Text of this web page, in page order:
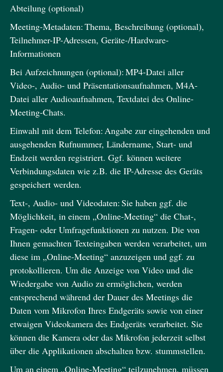
Abteilung (optional)
Meeting-Metadaten: Thema, Beschreibung (optional),
Teilnehmer-IP-Adressen, Geräte-/Hardware-
Informationen
Bei Aufzeichnungen (optional): MP4-Datei aller
Video-, Audio- und Präsentationsaufnahmen, M4A-
Datei aller Audioaufnahmen, Textdatei des Online-
Meeting-Chats.
Einwahl mit dem Telefon: Angabe zur eingehenden und
ausgehenden Rufnummer, Ländername, Start- und
Endzeit werden registriert. Ggf. können weitere
Verbindungsdaten wie z.B. die IP-Adresse des Geräts
gespeichert werden.
Text-, Audio- und Videodaten: Sie haben ggf. die
Möglichkeit, in einem „Online-Meeting“ die Chat-,
Fragen- oder Umfragefunktionen zu nutzen. Die von
Ihnen gemachten Texteingaben werden verarbeitet, um
diese im „Online-Meeting“ anzuzeigen und ggf. zu
protokollieren. Um die Anzeige von Video und die
Wiedergabe von Audio zu ermöglichen, werden
entsprechend während der Dauer des Meetings die
Daten vom Mikrofon Ihres Endgeräts sowie von einer
etwaigen Videokamera des Endgeräts verarbeitet. Sie
können die Kamera oder das Mikrofon jederzeit selbst
über die Applikationen abschalten bzw. stummstellen.
Um an einem „Online-Meeting“ teilzunehmen, müssen